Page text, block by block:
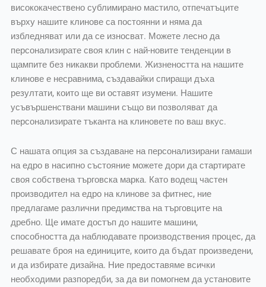
висококачествено сублимирано мастило, отпечатъците
върху нашите клинове са постоянни и няма да
избледняват или да се износват. Можете лесно да
персонализирате своя клин с най-новите тенденции в
щампите без никакви проблеми. Жизнеността на нашите
клинове е несравнима, създавайки спиращи дъха
резултати, които ще ви оставят изумени. Нашите
усъвършенствани машини също ви позволяват да
персонализирате тъканта на клиновете по ваш вкус.
С нашата опция за създаване на персонализирани гамаши
на едро в насипно състояние можете дори да стартирате
своя собствена търговска марка. Като водещ частен
производител на едро на клинове за фитнес, ние
предлагаме различни предимства на търговците на
дребно. Ще имате достъп до нашите машини,
способността да наблюдавате производствения процес, да
решавате броя на единиците, които да бъдат произведени,
и да избирате дизайна. Ние предоставяме всички
необходими разпоредби, за да ви помогнем да установите